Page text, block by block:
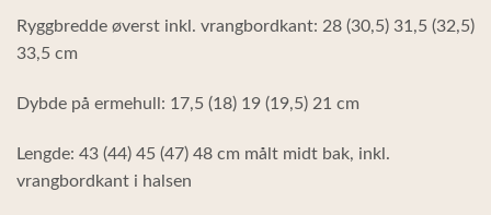
Ryggbredde øverst inkl. vrangbordkant: 28 (30,5) 31,5 (32,5)
33,5 cm
Dybde på ermehull: 17,5 (18) 19 (19,5) 21 cm
Lengde: 43 (44) 45 (47) 48 cm målt midt bak, inkl.
vrangbordkant i halsen